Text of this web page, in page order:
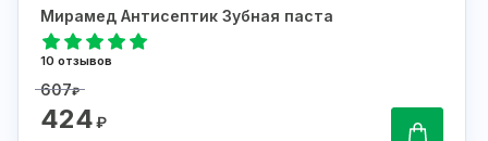
Мирамед Антисептик Зубная паста
10 отзывов
607₽
424₽